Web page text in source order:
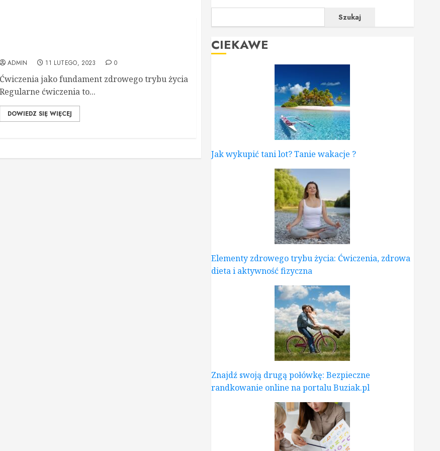
ADMIN 11 LUTEGO, 2023 0
Ćwiczenia jako fundament zdrowego trybu życia
Regularne ćwiczenia to...
DOWIEDZ SIĘ WIĘCEJ
Szukaj
CIEKAWE
Jak wykupić tani lot? Tanie wakacje ?
Elementy zdrowego trybu życia: Ćwiczenia, zdrowa
dieta i aktywność fizyczna
Znajdź swoją drugą połówkę: Bezpieczne
randkowanie online na portalu Buziak.pl